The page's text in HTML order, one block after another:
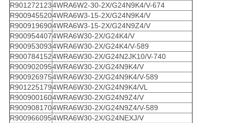
R9012721234WRA6W2-30-2X/G24N9K4/V-674
R9009455204WRA6W3-15-2X/G24N9K4/V
R9009196904WRA6W3-15-2X/G24N9Z4/V
R9009544074WRA6W30-2X/G24K4/V
R9009530934WRA6W30-2X/G24K4/V-589
R9007841524WRA6W30-2X/G24N2JK10/V-740
R9009020954WRA6W30-2X/G24N9K4/V
R9009269754WRA6W30-2X/G24N9K4/V-589
R9012251794WRA6W30-2X/G24N9K4/VL
R9009001604WRA6W30-2X/G24N9Z4/V
R9009081704WRA6W30-2X/G24N9Z4/V-589
R9009660954WRA6W30-2X/G24NEXJ/V